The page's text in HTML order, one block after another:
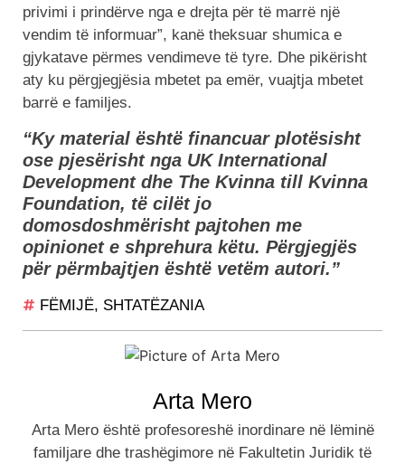
privimi i prindërve nga e drejta për të marrë një
vendim të informuar”, kanë theksuar shumica e
gjykatave përmes vendimeve të tyre. Dhe pikërisht
aty ku përgjegjësia mbetet pa emër, vuajtja mbetet
barrë e familjes.
“Ky material është financuar plotësisht
ose pjesërisht nga UK International
Development dhe The Kvinna till Kvinna
Foundation, të cilët jo
domosdoshmërisht pajtohen me
opinionet e shprehura këtu. Përgjegjës
për përmbajtjen është vetëm autori.”
FËMIJË, SHTATËZANIA
Arta Mero
Arta Mero është profesoreshë inordinare në lëminë
familjare dhe trashëgimore në Fakultetin Juridik të